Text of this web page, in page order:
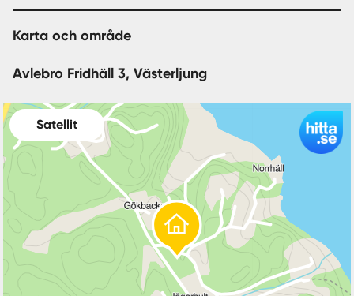
Karta och område
Avlebro Fridhäll 3, Västerljung
Satellit